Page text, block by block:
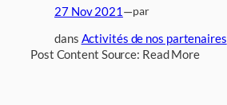
27 Nov 2021 —par
dans Activités de nos partenaires
Post Content Source: Read More